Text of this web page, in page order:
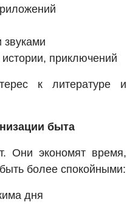
звуками
приключений
к литературе и
быта
Они экономят время,
более спокойными:
дня